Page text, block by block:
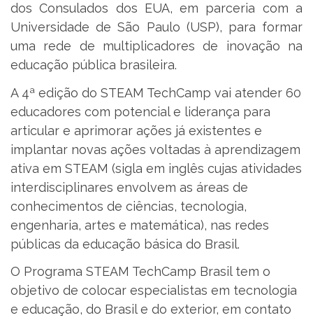
dos Consulados dos EUA, em parceria com a
Universidade de São Paulo (USP), para formar
uma rede de multiplicadores de inovação na
educação pública brasileira.
A 4ª edição do STEAM TechCamp vai atender 60
educadores com potencial e liderança para
articular e aprimorar ações já existentes e
implantar novas ações voltadas à aprendizagem
ativa em STEAM (sigla em inglês cujas atividades
interdisciplinares envolvem as áreas de
conhecimentos de ciências, tecnologia,
engenharia, artes e matemática), nas redes
públicas da educação básica do Brasil.
O Programa STEAM TechCamp Brasil tem o
objetivo de colocar especialistas em tecnologia
e educação, do Brasil e do exterior, em contato